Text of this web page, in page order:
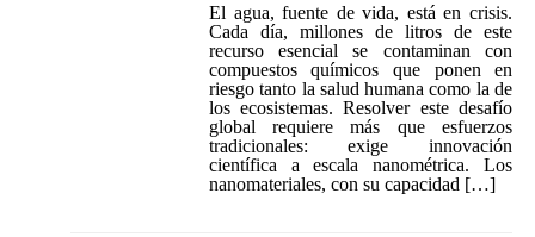
El agua, fuente de vida, está en crisis.
Cada día, millones de litros de este
recurso esencial se contaminan con
compuestos químicos que ponen en
riesgo tanto la salud humana como la de
los ecosistemas. Resolver este desafío
global requiere más que esfuerzos
tradicionales: exige innovación
científica a escala nanométrica. Los
nanomateriales, con su capacidad […]